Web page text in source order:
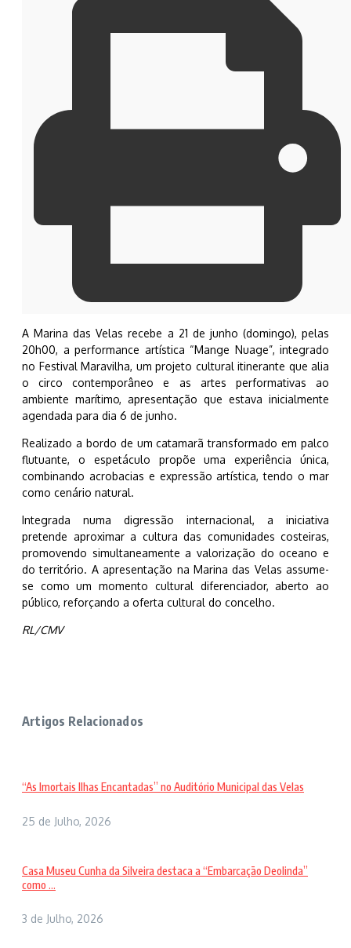
A Marina das Velas recebe a 21 de junho (domingo), pelas
20h00, a performance artística “Mange Nuage”, integrado
no Festival Maravilha, um projeto cultural itinerante que alia
o circo contemporâneo e as artes performativas ao
ambiente marítimo, apresentação que estava inicialmente
agendada para dia 6 de junho.
Realizado a bordo de um catamarã transformado em palco
flutuante, o espetáculo propõe uma experiência única,
combinando acrobacias e expressão artística, tendo o mar
como cenário natural.
Integrada numa digressão internacional, a iniciativa
pretende aproximar a cultura das comunidades costeiras,
promovendo simultaneamente a valorização do oceano e
do território. A apresentação na Marina das Velas assume-
se como um momento cultural diferenciador, aberto ao
público, reforçando a oferta cultural do concelho.
RL/CMV
Artigos Relacionados
“As Imortais Ilhas Encantadas” no Auditório Municipal das Velas
25 de Julho, 2026
Casa Museu Cunha da Silveira destaca a “Embarcação Deolinda”
como ...
3 de Julho, 2026